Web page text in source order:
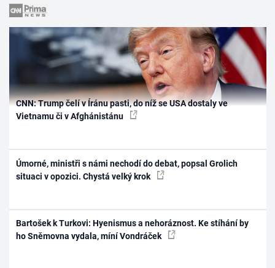
CNN: Trump čelí v Íránu pasti, do níž se USA dostaly ve
Vietnamu či v Afghánistánu
Úmorné, ministři s námi nechodí do debat, popsal Grolich
situaci v opozici. Chystá velký krok
Bartošek k Turkovi: Hyenismus a nehoráznost. Ke stíhání by
ho Sněmovna vydala, míní Vondráček